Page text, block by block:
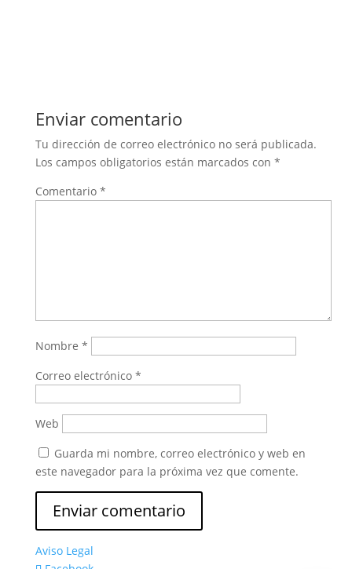
Enviar comentario
Tu dirección de correo electrónico no será publicada.
Los campos obligatorios están marcados con *
Comentario *
Nombre *
Correo electrónico *
Web
Guarda mi nombre, correo electrónico y web en
este navegador para la próxima vez que comente.
Aviso Legal